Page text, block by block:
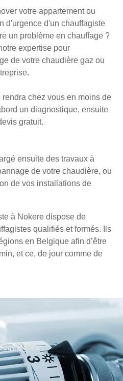
votre appartement ou
d'urgence d'un chauffagiste
un problème en chauffage ?
expertise pour
de votre chaudière gaz ou
chez vous en moins de
un diagnostique, ensuite
gratuit.
ensuite des travaux à
de votre chaudière, ou
de vos installations de
à Nokere dispose de
qualifiés et formés. Ils
en Belgique afin d’être
et ce, de jour comme de
agréé